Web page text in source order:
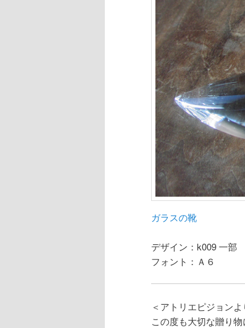
ガラスの靴
デザイン：k009 一部
フォント：Ａ６
＜アトリエピジョンよ
この度も大切な贈り